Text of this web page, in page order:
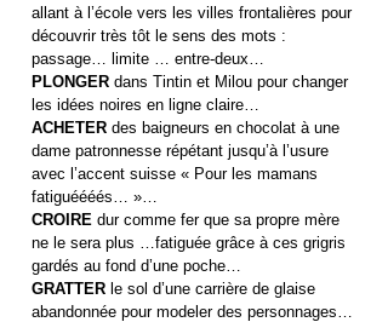
allant à l’école vers les villes frontalières pour
découvrir très tôt le sens des mots :
passage… limite … entre-deux…
PLONGER dans Tintin et Milou pour changer
les idées noires en ligne claire…
ACHETER des baigneurs en chocolat à une
dame patronnesse répétant jusqu’à l’usure
avec l’accent suisse « Pour les mamans
fatiguéééés… »…
CROIRE dur comme fer que sa propre mère
ne le sera plus …fatiguée grâce à ces grigris
gardés au fond d’une poche…
GRATTER le sol d’une carrière de glaise
abandonnée pour modeler des personnages…